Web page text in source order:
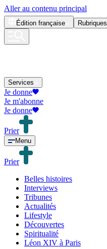
Aller au contenu principal
Édition française Rubriques
Services
Je donne
Je m'abonne
Je donne
Prier
Menu
Prier
Belles histoires
Interviews
Tribunes
Actualités
Lifestyle
Découvertes
Spiritualité
Léon XIV à Paris